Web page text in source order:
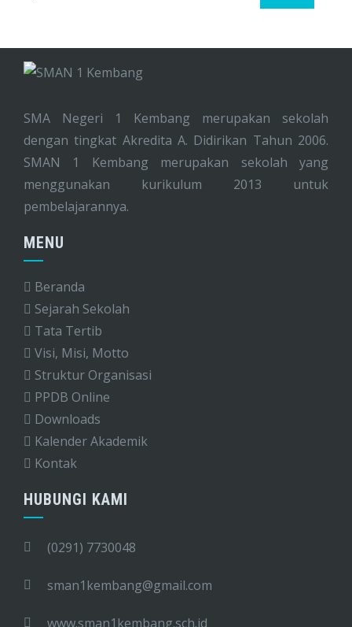
SMA Negeri 1 Kembang merupakan sekolah
dengan tingkat Akredita A. Didirikan Tahun 2006.
SMAN 1 Kembang merupakan sekolah yang
menggunakan kurikulum 2013 untuk
pembelajarannya.
MENU
Beranda
Sejarah Sekolah
Tata Tertib
Visi, Misi, Motto
Struktur Organisasi
PPDB Online
Downloads
Kalender Akademik
Kontak
HUBUNGI KAMI
(0291) 7730048
sman1kembang@gmail.com
www.sman1kembang.sch.id